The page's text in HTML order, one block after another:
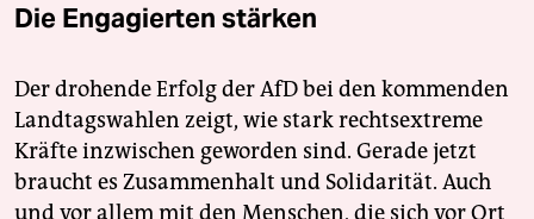
Die Engagierten stärken
Der drohende Erfolg der AfD bei den kommenden
Landtagswahlen zeigt, wie stark rechtsextreme
Kräfte inzwischen geworden sind. Gerade jetzt
braucht es Zusammenhalt und Solidarität. Auch
und vor allem mit den Menschen, die sich vor Ort